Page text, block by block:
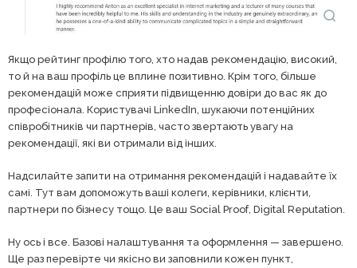
Якщо рейтинг профілю того, хто надав рекомендацію, високий,
то й на ваш профіль це вплине позитивно. Крім того, більше
рекомендацій може сприяти підвищенню довіри до вас як до
професіонала. Користувачі LinkedIn, шукаючи потенційних
співробітників чи партнерів, часто звертають увагу на
рекомендації, які ви отримали від інших.
Надсилайте запити на отримання рекомендацій і надавайте їх
самі. Тут вам допоможуть ваші колеги, керівники, клієнти,
партнери по бізнесу тощо. Це ваш Social Proof, Digital Reputation.
Ну ось і все. Базові налаштування та оформлення — завершено.
Ще раз перевірте чи якісно ви заповнили кожен пункт,